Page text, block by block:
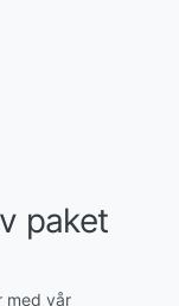
paket
med vår